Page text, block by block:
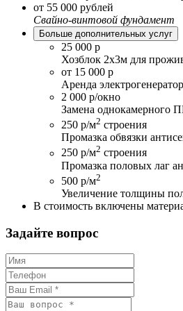
от 55 000 рублей
Свайно-винтовой фундамент
Больше дополнительных услуг
25 000 р
Хозблок 2х3м для
от 15 000 р
Аренда
2 000 р/окно
Замена однокамерного
250 р/м2 строения
Промазка обвязки
250 р/м2 строения
Промазка половых лаг
500 р/м2
Увеличение толщины
В стоимость включены
Задайте вопрос